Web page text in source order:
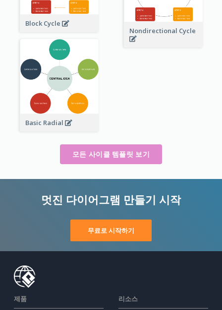
Block Cycle
Nondirectional Cycle
Basic Radial
모든 사이클 템플릿 보기
멋진 다이어그램 만들기 시작
무료로 시작하기
제품 리소스